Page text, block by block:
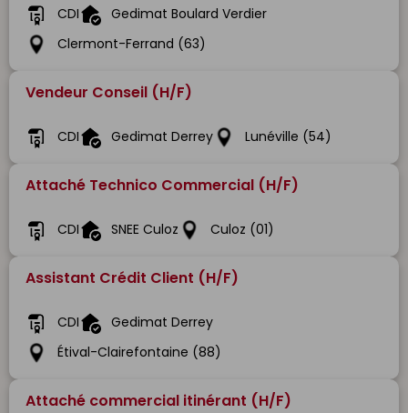
CDI
Gedimat Boulard Verdier
Clermont-Ferrand (63)
Vendeur Conseil (H/F)
CDI Gedimat Derrey Lunéville (54)
Attaché Technico Commercial (H/F)
CDI SNEE Culoz Culoz (01)
Assistant Crédit Client (H/F)
CDI
Gedimat Derrey
Étival-Clairefontaine (88)
Attaché commercial itinérant (H/F)